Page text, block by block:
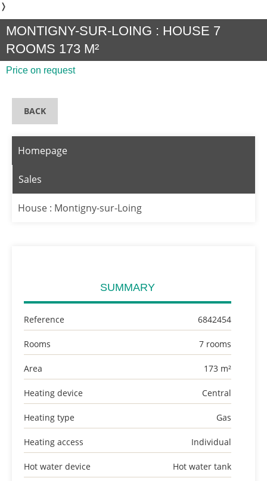
❭
MONTIGNY-SUR-LOING : HOUSE 7
ROOMS 173 M²
Price on request
Homepage
Sales
House : Montigny-sur-Loing
BACK
SUMMARY
Reference 6842454
Rooms 7 rooms
Area 173 m²
Heating device Central
Heating type Gas
Heating access Individual
Hot water device Hot water tank